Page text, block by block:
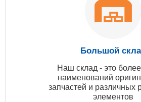
Большой
Наш склад - это
наименований
запчастей и различных
элементов